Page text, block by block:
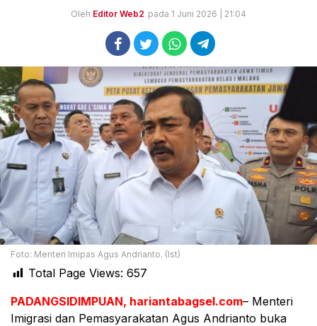
Oleh Editor Web2 pada 1 Juni 2026 | 21:04
Foto: Menteri Imipas Agus Andrianto. (Ist)
Total Page Views: 657
PADANGSIDIMPUAN, hariantabagsel.com– Menteri
Imigrasi dan Pemasyarakatan Agus Andrianto buka